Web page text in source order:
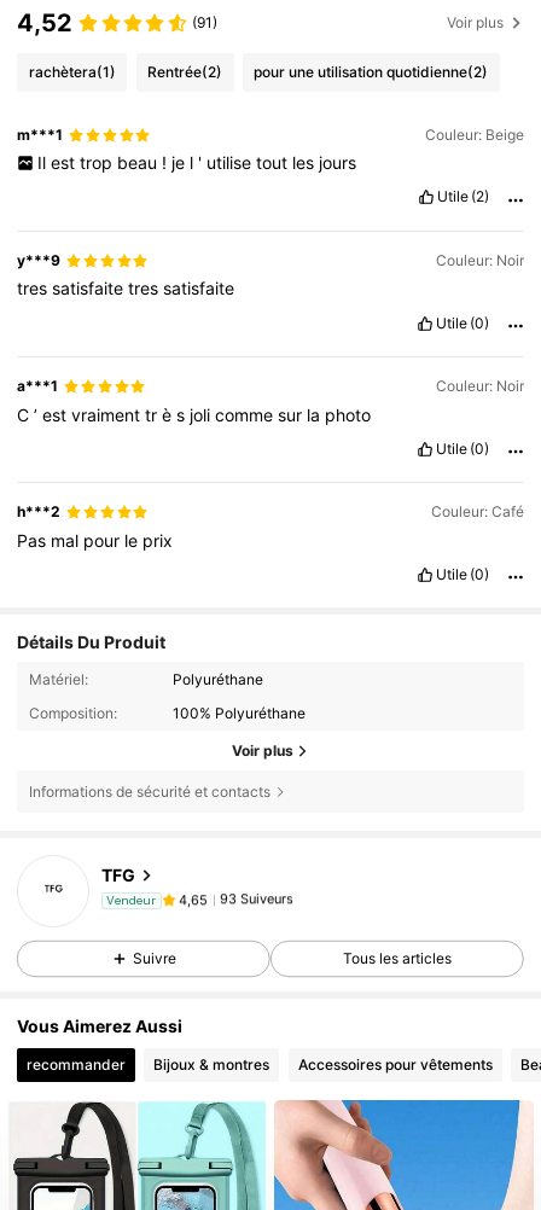
4,52 (91) Voir plus
rachètera(1) Rentrée(2) pour une utilisation quotidienne(2)
m***1 Couleur: Beige
Il est trop beau ! je l ' utilise tout les jours
Utile (2)
y***9 Couleur: Noir
tressatisfaitetressatisfaite
Utile (0)
a***1 Couleur: Noir
C’estvraimenttrès jolicommesur la photo
Utile (0)
h***2 Couleur: Café
Pas mal pour le prix
Utile (0)
Détails Du Produit
Matériel:
Polyuréthane
Composition:
100% Polyuréthane
Voir plus
Informations de sécurité et contacts
TFG
Vendeur
e***7 est en train de naviguer
Suivre Tous les articles
Vous Aimerez Aussi
recommander Bijoux & montres Accessoires pour vêtements